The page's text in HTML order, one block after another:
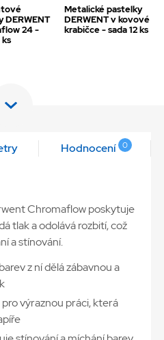
DERWENT
24 -
Metalické pastelky
DERWENT v kovové
krabičce - sada 12 ks
Hodnocení 0
Chromaflow poskytuje
tlak a odolává rozbití, což
a stínování.
z ní dělá zábavnou a
výraznou práci, která